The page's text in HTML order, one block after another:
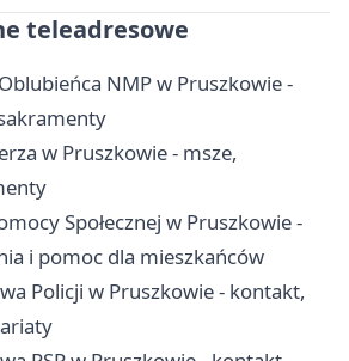
teleadresowe
NMP w Pruszkowie -
w Pruszkowie - msze,
Społecznej w Pruszkowie -
i pomoc dla mieszkańców
Policji w Pruszkowie - kontakt,